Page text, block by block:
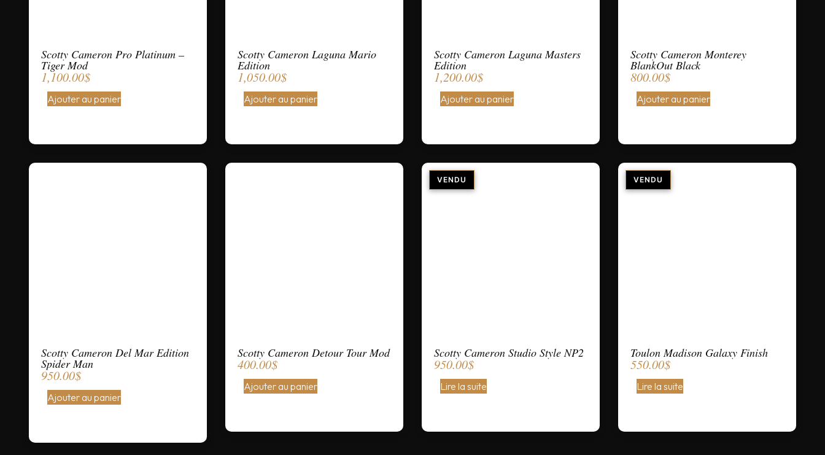
Scotty Cameron Pro Platinum –
Tiger Mod
1,100.00$
Ajouter au panier
Scotty Cameron Laguna Mario
Edition
1,050.00$
Ajouter au panier
Scotty Cameron Laguna Masters
Edition
1,200.00$
Ajouter au panier
Scotty Cameron Monterey
BlankOut Black
800.00$
Ajouter au panier
Scotty Cameron Del Mar Edition
Spider Man
950.00$
Ajouter au panier
Scotty Cameron Detour Tour Mod
400.00$
Ajouter au panier
Scotty Cameron Studio Style NP2
950.00$
Lire la suite
Toulon Madison Galaxy Finish
550.00$
Lire la suite